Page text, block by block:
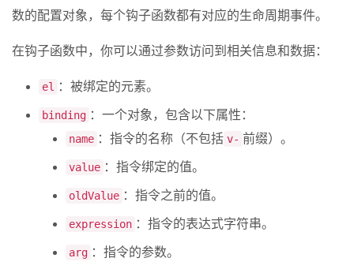
数的配置对象，每个钩子函数都有对应的生命周期事件。
在钩子函数中，你可以通过参数访问到相关信息和数据：
el ：被绑定的元素。
binding ：一个对象，包含以下属性：
name ：指令的名称（不包括 v- 前缀）。
value ：指令绑定的值。
oldValue ：指令之前的值。
expression ：指令的表达式字符串。
arg ：指令的参数。